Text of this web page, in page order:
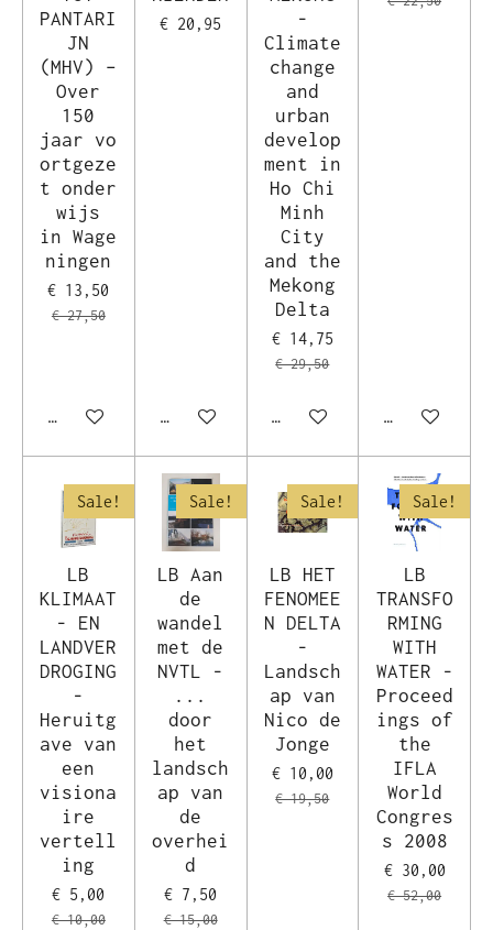
PANTARI
JN
(MHV) –
Over
150
jaar vo
ortgeze
t onder
wijs
in Wage
ningen
€ 13,50
€ 27,50
In winkelwagen
€ 20,95
In winkelwagen
-
Climate
change
and
urban
develop
ment in
Ho Chi
Minh
City
and the
Mekong
Delta
€ 14,75
€ 29,50
In winkelwagenIn
Sale!
LB
KLIMAAT
- EN
LANDVER
DROGING
-
Heruitg
ave van
een
visiona
ire
vertell
ing
€ 5,00
€ 10,00
Sale!
LB Aan
de
wandel
met de
NVTL -
...
door
het
landsch
ap van
de
overhei
d
€ 7,50
€ 15,00
Sale!
LB HET
FENOMEE
N DELTA
-
Landsch
ap van
Nico de
Jonge
€ 10,00
€ 19,50
Sale!
LB
TRANSFO
RMING
WITH
WATER -
Proceed
ings of
the
IFLA
World
Congres
s 2008
€ 30,00
€ 52,00